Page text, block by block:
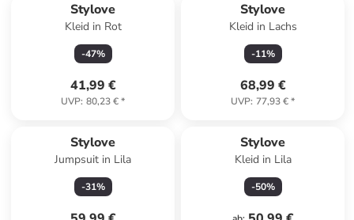
Stylove
Kleid in Rot
-47%
41,99 €
UVP: 80,23 €*
Stylove
Kleid in Lachs
-11%
68,99 €
UVP: 77,93 €*
Stylove
Jumpsuit in Lila
-31%
Stylove
Kleid in Lila
-50%